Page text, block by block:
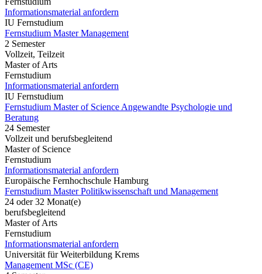
Informationsmaterial anfordern
IU Fernstudium
Fernstudium Master Management
2 Semester
Vollzeit, Teilzeit
Master of Arts
Fernstudium
Informationsmaterial anfordern
IU Fernstudium
Fernstudium Master of Science Angewandte Psychologie und
Beratung
24 Semester
Vollzeit und berufsbegleitend
Master of Science
Fernstudium
Informationsmaterial anfordern
Europäische Fernhochschule Hamburg
Fernstudium Master Politikwissenschaft und Management
24 oder 32 Monat(e)
berufsbegleitend
Master of Arts
Fernstudium
Informationsmaterial anfordern
Universität für Weiterbildung Krems
Management MSc (CE)